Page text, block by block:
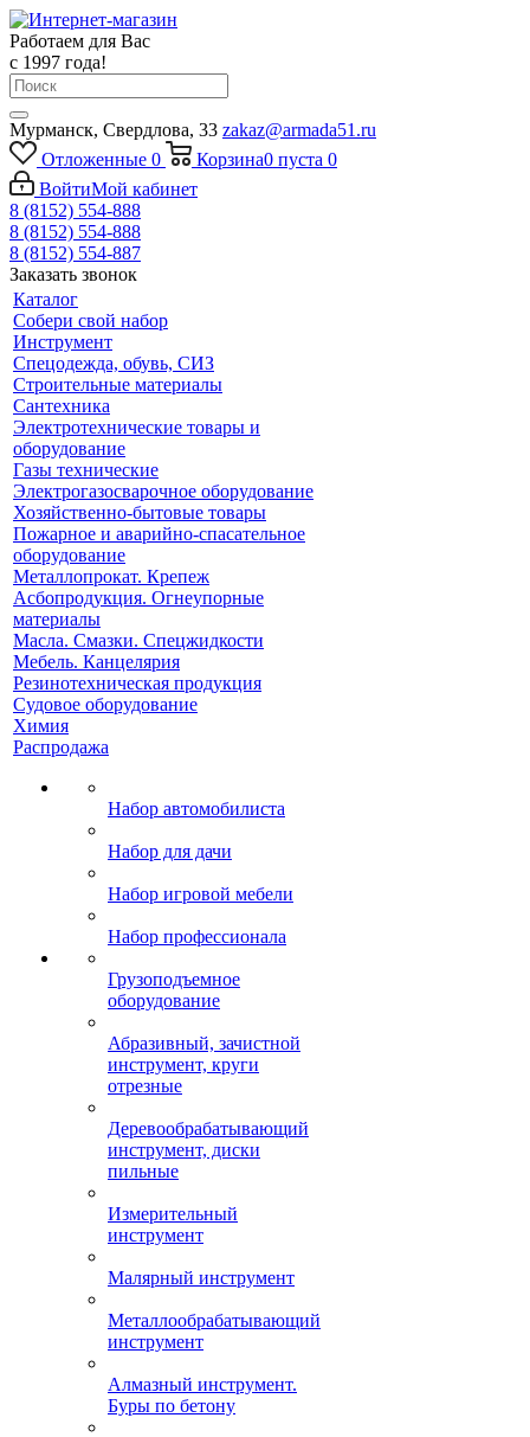
Работаем для Вас
с 1997 года!
Мурманск, Свердлова, 33 zakaz@armada51.ru
Отложенные 0 Корзина0 пуста 0
ВойтиМой кабинет
8 (8152) 554-888
8 (8152) 554-888
8 (8152) 554-887
Заказать звонок
Каталог
Собери свой набор
Инструмент
Спецодежда, обувь, СИЗ
Строительные материалы
Сантехника
Электротехнические товары и
оборудование
Газы технические
Электрогазосварочное оборудование
Хозяйственно-бытовые товары
Пожарное и аварийно-спасательное
оборудование
Металлопрокат. Крепеж
Асбопродукция. Огнеупорные
материалы
Масла. Смазки. Спецжидкости
Мебель. Канцелярия
Резинотехническая продукция
Судовое оборудование
Химия
Распродажа
Набор автомобилиста
Набор для дачи
Набор игровой мебели
Набор профессионала
Грузоподъемное
оборудование
Абразивный, зачистной
инструмент, круги
отрезные
Деревообрабатывающий
инструмент, диски
пильные
Измерительный
инструмент
Малярный инструмент
Металлообрабатывающий
инструмент
Алмазный инструмент.
Буры по бетону